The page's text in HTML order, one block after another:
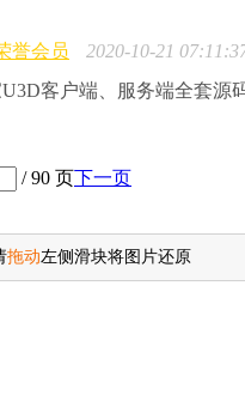
誉会员
2020-10-21
客户端、服务端全套源
/ 90 页下一页
拖动左侧滑块将图片还原